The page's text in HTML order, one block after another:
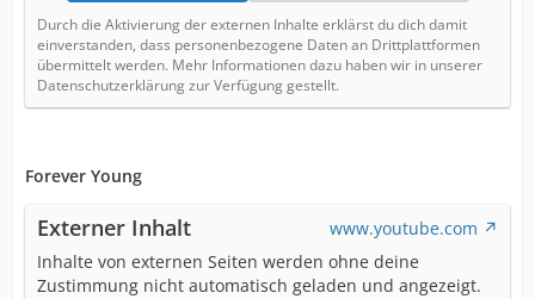
Durch die Aktivierung der externen Inhalte erklärst du dich damit
einverstanden, dass personenbezogene Daten an Drittplattformen
übermittelt werden. Mehr Informationen dazu haben wir in unserer
Datenschutzerklärung zur Verfügung gestellt.
Forever Young
Externer Inhalt
www.youtube.com
Inhalte von externen Seiten werden ohne deine
Zustimmung nicht automatisch geladen und angezeigt.